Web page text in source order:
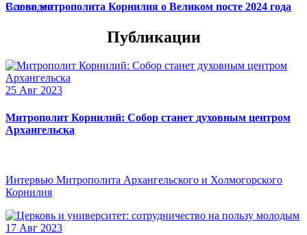
Слово митрополита Корнилия о Великом посте 2024 года
Все видео
Публикации
25 Авг 2023
Митрополит Корнилий: Собор станет духовным центром
Архангельска
Интервью Митрополита Архангельского и Холмогорского
Корнилия
17 Авг 2023